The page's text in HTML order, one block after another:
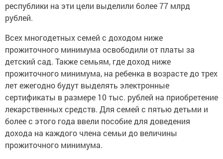
республики на эти цели выделили более 77 млрд
рублей.
Всех многодетных семей с доходом ниже
прожиточного минимума освободили от платы за
детский сад. Также семьям, где доход ниже
прожиточного минимума, на ребенка в возрасте до трех
лет ежегодно будут выделять электронные
сертификаты в размере 10 тыс. рублей на приобретение
лекарственных средств. Для семей с пятью детьми и
более с этого года ввели пособие для доведения
дохода на каждого члена семьи до величины
прожиточного минимума.